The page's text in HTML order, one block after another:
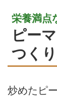
栄養満点
ピー
つく
炒めたピ